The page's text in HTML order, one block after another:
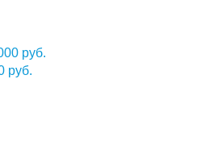
руб.
руб.